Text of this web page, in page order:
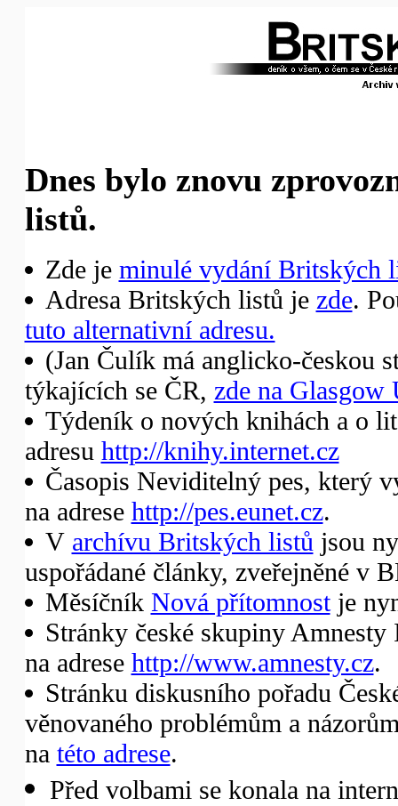
Dnes bylo znovu
listů.
Zde je minulé vydání Britských
Adresa Britských listů je zde.
tuto alternativní adresu.
(Jan Čulík má anglicko-českou
týkajících se ČR, zde na Glasgow
Týdeník o nových knihách a o
adresu http://knihy.internet.cz
Časopis Neviditelný pes, který
na adrese http://pes.eunet.cz.
V archívu Britských listů jsou
uspořádané články, zveřejněné v
Měsíčník Nová přítomnostje
Stránky české skupiny Amnesty
na adrese http://www.amnesty.cz.
Stránku diskusního pořadu
věnovaného problémům a
na této adrese.
Před volbami se konala na